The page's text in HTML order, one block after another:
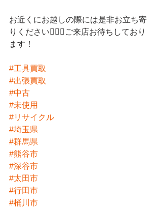
お近くにお越しの際には是非お立ち寄
りください💁🏻‍♀️ご来店お待ちしており
ます！
#工具買取
#出張買取
#中古
#未使用
#リサイクル
#埼玉県
#群馬県
#熊谷市
#深谷市
#太田市
#行田市
#桶川市